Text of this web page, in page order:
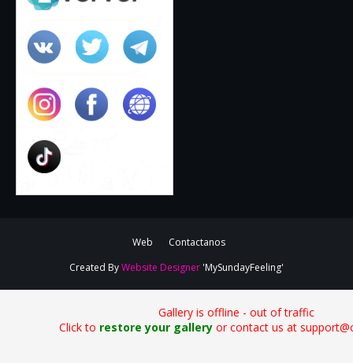
Web
Contactanos
Created ByWebsite Designer 'MySundayFeeling'
Gallery is offline - out of traffic
Click to restore your galleryor contact us at